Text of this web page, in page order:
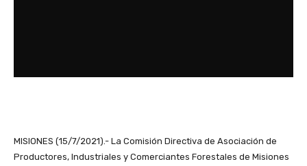
MISIONES (15/7/2021).- La Comisión Directiva de Asociación de
Productores, Industriales y Comerciantes Forestales de Misiones